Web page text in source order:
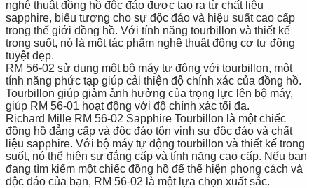
nghệ thuật đồng hồ độc đáo được tạo ra từ chất liệu
sapphire, biểu tượng cho sự độc đáo và hiệu suất cao cấp
trong thế giới đồng hồ. Với tính năng tourbillon và thiết kế
trong suốt, nó là một tác phẩm nghệ thuật động cơ tự động
tuyệt đẹp.
RM 56-02 sử dụng một bộ máy tự động với tourbillon, một
tính năng phức tạp giúp cải thiện độ chính xác của đồng hồ.
Tourbillon giúp giảm ảnh hưởng của trọng lực lên bộ máy,
giúp RM 56-01 hoạt động với độ chính xác tối đa.
Richard Mille RM 56-02 Sapphire Tourbillon là một chiếc
đồng hồ đẳng cấp và độc đáo tôn vinh sự độc đáo và chất
liệu sapphire. Với bộ máy tự động tourbillon và thiết kế trong
suốt, nó thể hiện sự đẳng cấp và tính năng cao cấp. Nếu bạn
đang tìm kiếm một chiếc đồng hồ để thể hiện phong cách và
độc đáo của bạn, RM 56-02 là một lựa chọn xuất sắc.